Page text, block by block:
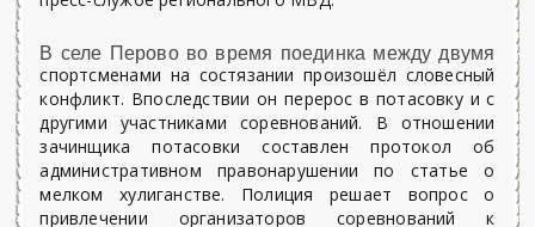
В селе Перово во время поединка между двумя
спортсменами на состязании произошёл словесный
конфликт. Впоследствии он перерос в потасовку и с
другими участниками соревнований. В отношении
зачинщика потасовки составлен протокол об
административном правонарушении по статье о
мелком хулиганстве. Полиция решает вопрос о
привлечении организаторов соревнований к